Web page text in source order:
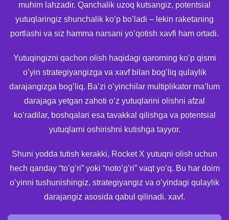
muhim lahzadir. Qanchalik uzoq kutsangiz, potentsial
yutuqlaringiz shunchalik ko’p bo’ladi – lekin raketaning
portlashi va siz hamma narsani yo’qotish xavfi ham ortadi.
Yutuqingizni qachon olish haqidagi qarorning ko’p qismi
o’yin strategiyangizga va xavf bilan bog’liq qulaylik
darajangizga bog’liq. Ba’zi o’yinchilar multiplikator ma’lum
darajaga yetgan zahoti o’z yutuqlarini olishni afzal
ko’radilar, boshqalari esa tavakkal qilishga va potentsial
yutuqlarni oshirishni kutishga tayyor.
Shuni yodda tutish kerakki, Rocket X yutuqni olish uchun
hech qanday “to’g’ri” yoki “noto’g’ri” vaqt yo’q. Bu har doim
o’yinni tushunishingiz, strategiyangiz va o’yindagi qulaylik
darajangiz asosida qabul qilinadi. xavf.